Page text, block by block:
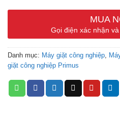
Tốc độ giặt: 45 vòng/phút
Tốc độ vắt: 839 vòng/phút
Lực vắt ly tâm: 360G
Trọng lượng: 1010 kg
Điện áp: 380V/50Hz/3P
Sản xuất và nhập khẩu nguyên
MUA
Gọi điện xác nhận
Danh mục: Máy giặt công nghiệp,
giặt công nghiệp Primus